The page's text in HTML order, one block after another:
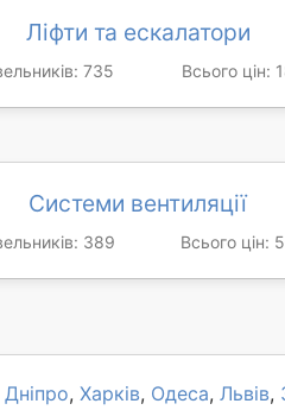
Ліфти та ескалатори
735 Всього цін:
Системи вентиляції
389 Всього цін:
Дніпро, Харків, Одеса, Львів,